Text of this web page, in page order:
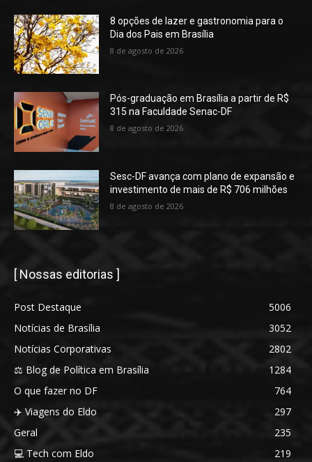
8 opções de lazer e gastronomia para o
Dia dos Pais em Brasília
8 de agosto de 2026
Pós-graduação em Brasília a partir de R$
315 na Faculdade Senac-DF
8 de agosto de 2026
Sesc-DF avança com plano de expansão e
investimento de mais de R$ 706 milhões
8 de agosto de 2026
[ Nossas editorias ]
Post Destaque
5006
Notícias de Brasília
3052
Notícias Corporativas
2802
⚖️ Blog de Política em Brasília
1284
O que fazer no DF
764
✈️ Viagens do Eldo
297
Geral
235
💻 Tech com Eldo
219